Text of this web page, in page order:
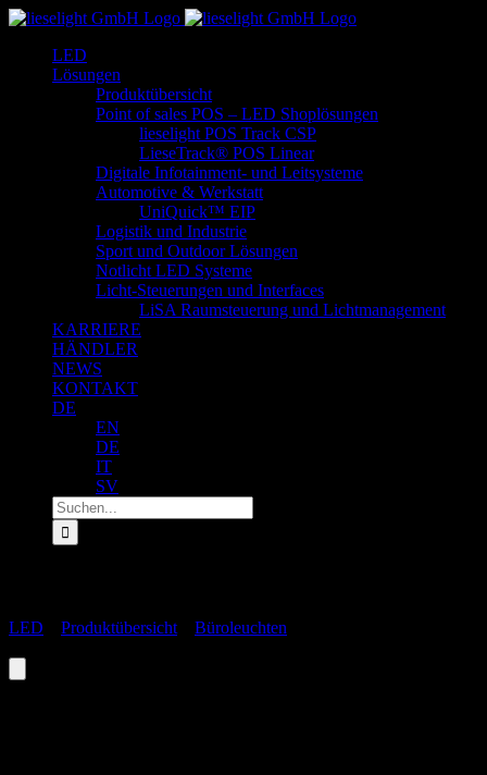
Zum
springenLED
Lösungen
Produktübersicht
Point of sales POS – LED Shoplösungen
lieselight POS Track CSP
LieseTrack® POS Linear
Digitale Infotainment- und Leitsysteme
Automotive & Werkstatt
UniQuick™ EIP
Logistik und Industrie
Sport und Outdoor Lösungen
Notlicht LED Systeme
Licht-Steuerungen und Interfaces
LiSA Raumsteuerung und Lichtmanagement
KARRIERE
HÄNDLER
NEWS
KONTAKT
DE
EN
DE
IT
SV
Suche
nach:
LED Produktübersicht Büroleuchten